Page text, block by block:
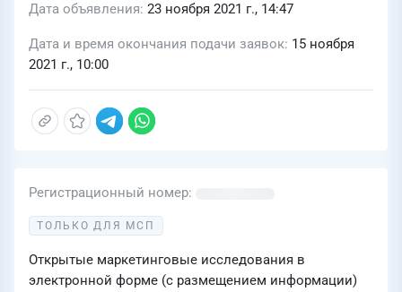
Дата объявления 23 ноября 2021 г., 14:47
Дата и время окончания подачи заявок 15 ноября
2021 г., 10:00
Регистрационный номер
ТОЛЬКО ДЛЯ МСП
Открытые маркетинговые исследования в
электронной форме (с размещением информации)